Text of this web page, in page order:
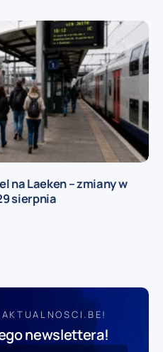
na Laeken – zmiany w
sierpnia
newslettera!